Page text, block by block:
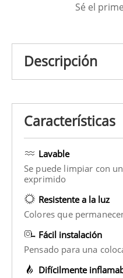
Sé el
Descripción
Características
Lavable
Se puede limpiar con
exprimido
Resistente a la luz
Colores que
Fácil instalación
Pensado para una
Difícilmente